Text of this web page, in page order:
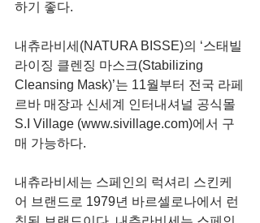
하기 좋다.
내츄라비세(NATURA BISSE)의 ‘스태빌
라이징 클렌징 마스크(Stabilizing
Cleansing Mask)’는 11월부터 전국 라페
르바 매장과 신세계 인터내셔널 공식몰
S.I Village (www.sivillage.com)에서 구
매 가능하다.
내츄라비세는 스페인의 럭셔리 스킨케
어 브랜드로 1979년 바르셀로나에서 런